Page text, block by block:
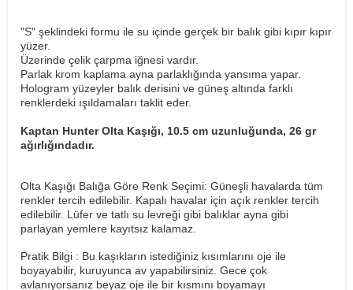
"S" şeklindeki formu ile su içinde gerçek bir balık gibi kıpır kıpır
yüzer.
Üzerinde çelik çarpma iğnesi vardır.
Parlak krom kaplama ayna parlaklığında yansıma yapar.
Hologram yüzeyler balık derisini ve güneş altında farklı
renklerdeki ışıldamaları taklit eder.
Kaptan Hunter Olta Kaşığı, 10.5 cm uzunluğunda, 26 gr
ağırlığındadır.
Olta Kaşığı Balığa Göre Renk Seçimi: Güneşli havalarda tüm
renkler tercih edilebilir. Kapalı havalar için açık renkler tercih
edilebilir. Lüfer ve tatlı su levreği gibi balıklar ayna gibi
parlayan yemlere kayıtsız kalamaz.
Pratik Bilgi : Bu kaşıkların istediğiniz kısımlarını oje ile
boyayabilir, kuruyunca av yapabilirsiniz. Gece çok
avlanıyorsanız beyaz oje ile bir kısmını boyamayı